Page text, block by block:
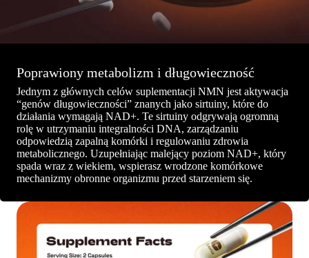
Poprawiony metabolizm i długowieczność
Jednym z głównych celów suplementacji NMN jest aktywacja
“genów długowieczności” znanych jako sirtuiny, które do
działania wymagają NAD+. Te sirtuiny odgrywają ogromną
rolę w utrzymaniu integralności DNA, zarządzaniu
odpowiedzią zapalną komórki i regulowaniu zdrowia
metabolicznego. Uzupełniając malejący poziom NAD+, który
spada wraz z wiekiem, wspierasz wrodzone komórkowe
mechanizmy obronne organizmu przed starzeniem się.